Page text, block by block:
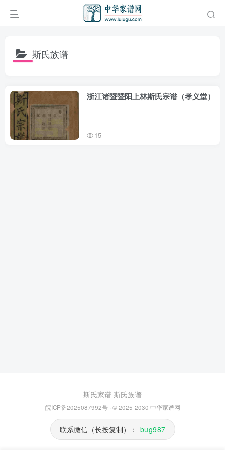
斯氏族谱
浙江诸暨暨阳上林斯氏宗谱（孝义堂）
15
斯氏家谱 斯氏族谱
皖ICP备2025087992号· © 2025-2030 中华家谱网
联系微信（长按复制）： bug987